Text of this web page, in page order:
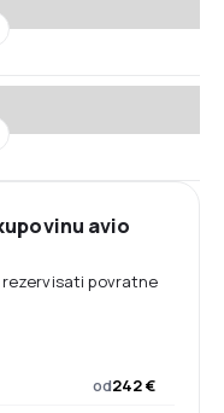
avio
povratne
od242 €